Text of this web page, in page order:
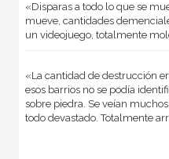
«Disparas a todo lo que se
mueve, cantidades
un videojuego, totalmente
«La cantidad de destrucción
esos barrios no se podía
sobre piedra. Se veían
todo devastado. Totalmente